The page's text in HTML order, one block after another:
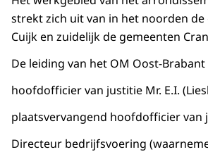
strekt zich uit van in het noorden de
Cuijk en zuidelijk de gemeenten
De leiding van het OM Oost-
hoofdofficier van justitie Mr. E.I.
plaatsvervangend hoofdofficier van
Directeur bedrijfsvoering